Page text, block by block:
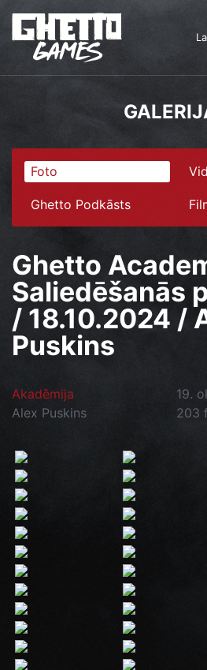
Foto
Ghetto Podkāsts
Ghetto
Saliedēšanās
/ 18.10.2024 /
Puskins
Akadēmija
19.
Alex Puskins
203